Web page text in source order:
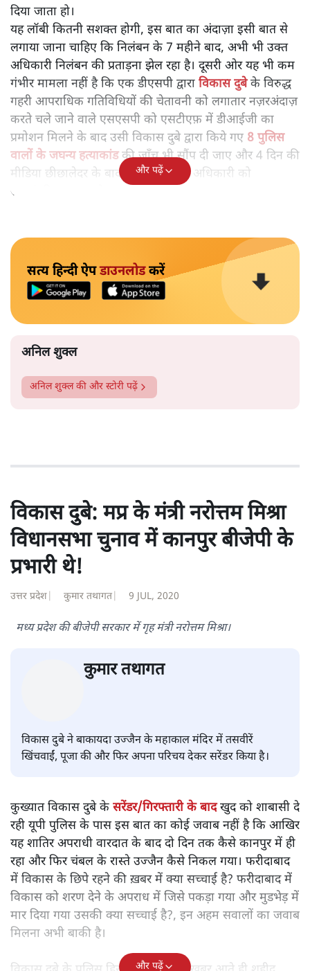
दिया जाता हो।
यह लॉबी कितनी सशक्त होगी, इस बात का अंदाज़ा इसी बात से
लगाया जाना चाहिए कि निलंबन के 7 महीने बाद, अभी भी उक्त
अधिकारी निलंबन की प्रताड़ना झेल रहा है। दूसरी ओर यह भी कम
गंभीर मामला नहीं है कि एक डीएसपी द्वारा विकास दुबेके विरुद्ध
गहरी आपराधिक गतिविधियों की चेतावनी को लगातार नज़रअंदाज़
करते चले जाने वाले एसएसपी को एसटीएफ़ में डीआईजी का
प्रमोशन मिलने के बाद उसी विकास दुबे द्वारा किये गए 8 पुलिस
वालों के जघन्य हत्याकांडकी जाँच भी सौंप दी जाए और 4 दिन की
मीडिया छीछालेदर के बाद बमुश्किल उक्त अधिकारी को
स्थानांतरित करना पड़े।
और पढ़ें
सत्य हिन्दी ऐपडाउनलोडकरें
अनिल शुक्ल
अनिल शुक्लकी और स्टोरी पढ़ें
विकास दुबे: मप्र के मंत्री नरोत्तम मिश्रा
विधानसभा चुनाव में कानपुर बीजेपी के
प्रभारी थे!
उत्तर प्रदेश कुमार तथागत 9 JUL, 2020
कुमार तथागत
विकास दुबे ने बाकायदा उज्जैन के महाकाल मंदिर में तसवीरें
खिंचवाईं, पूजा की और फिर अपना परिचय देकर सरेंडर किया है।